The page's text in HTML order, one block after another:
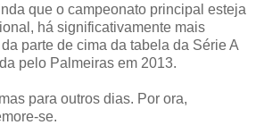
que o campeonato principal esteja
há significativamente mais
parte de cima da tabela da Série A
pelo Palmeiras em 2013.
para outros dias. Por ora,
se.